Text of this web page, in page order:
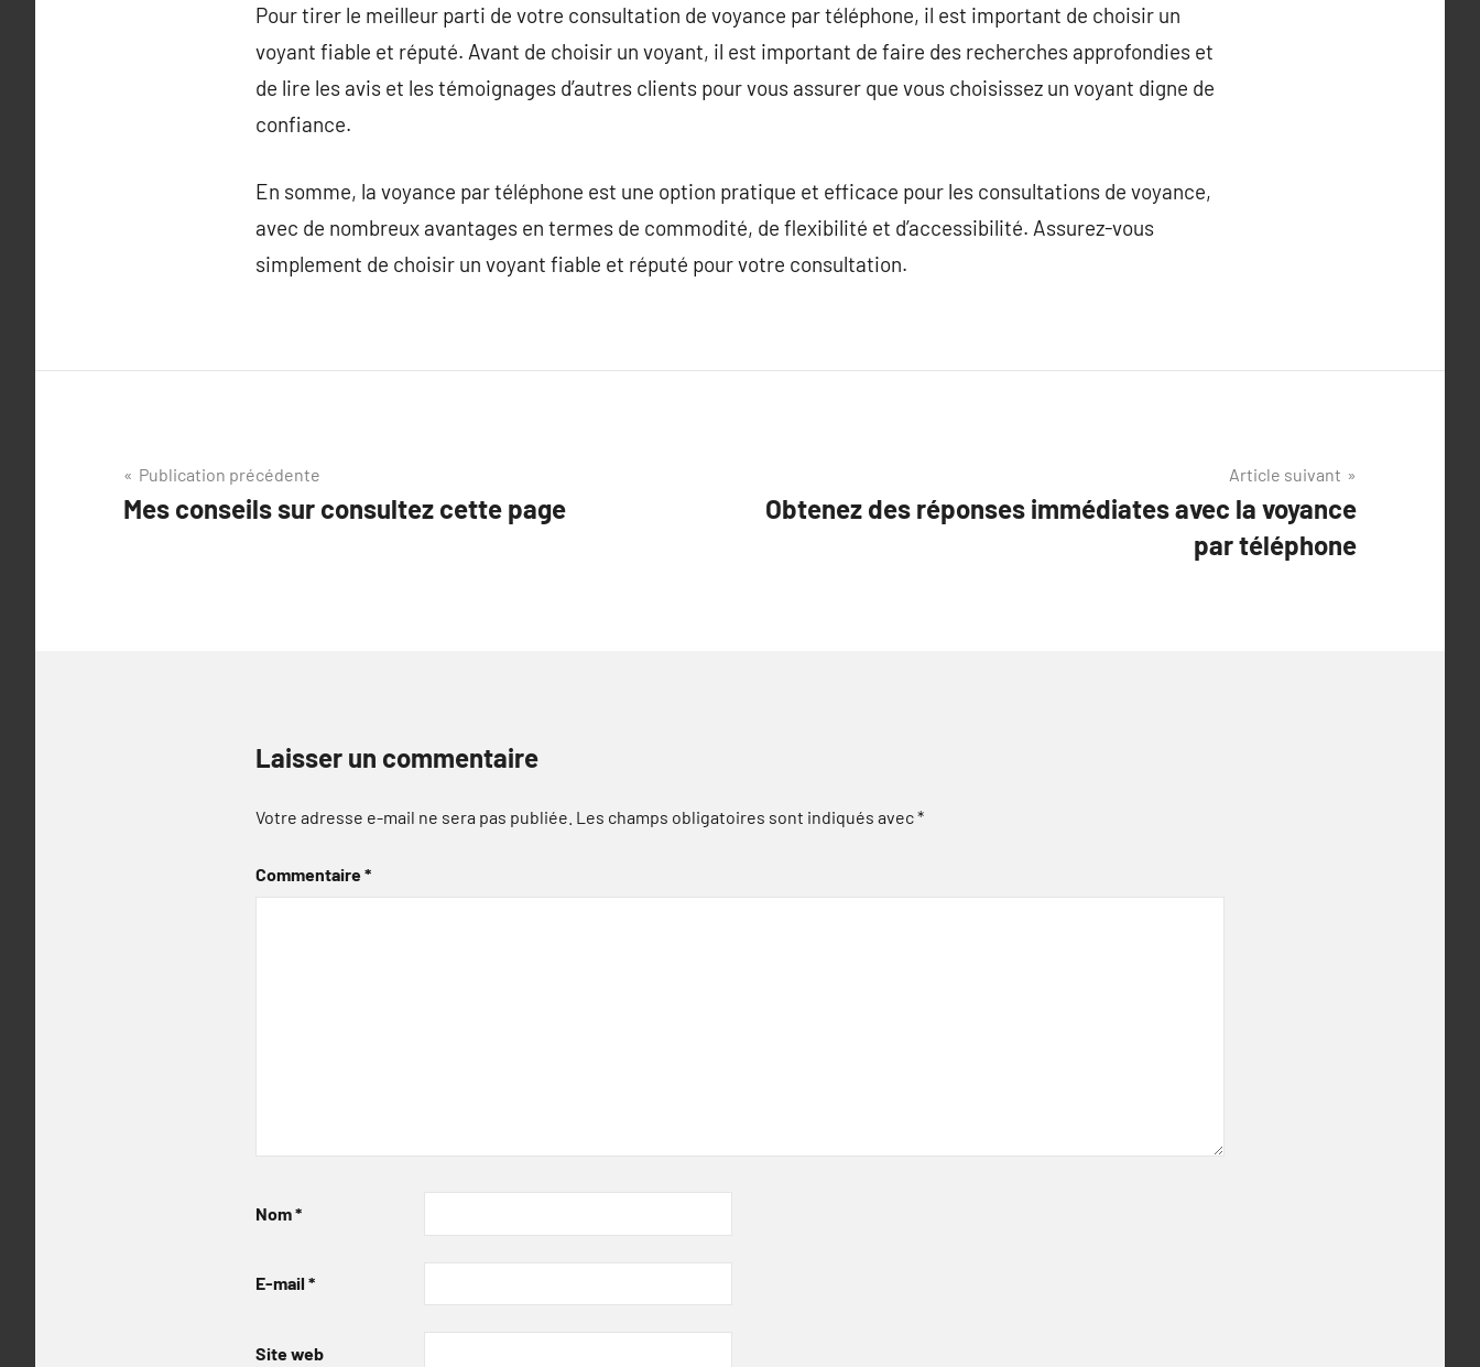
Pour tirer le meilleur parti de votre consultation de voyance par téléphone, il est important de choisir un
voyant fiable et réputé. Avant de choisir un voyant, il est important de faire des recherches approfondies et
de lire les avis et les témoignages d’autres clients pour vous assurer que vous choisissez un voyant digne de
confiance.
En somme, la voyance par téléphone est une option pratique et efficace pour les consultations de voyance,
avec de nombreux avantages en termes de commodité, de flexibilité et d’accessibilité. Assurez-vous
simplement de choisir un voyant fiable et réputé pour votre consultation.
Navigation
de
Publication précédente
Mes conseils sur consultez cette page
Article suivant
Obtenez des réponses immédiates avec la voyance
par téléphone
Laisser un commentaire
Votre adresse e-mail ne sera pas publiée. Les champs obligatoires sont indiqués avec*
Commentaire*
Nom*
E-mail *
Site web